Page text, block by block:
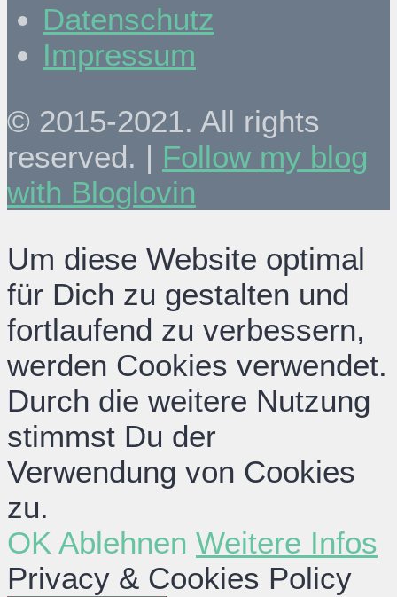
Datenschutz
Impressum
© 2015-2021. All rights
reserved. | Follow my blog
with Bloglovin
Um diese Website optimal
für Dich zu gestalten und
fortlaufend zu verbessern,
werden Cookies verwendet.
Durch die weitere Nutzung
stimmst Du der
Verwendung von Cookies
zu.
OK Ablehnen Weitere Infos
Privacy & Cookies Policy